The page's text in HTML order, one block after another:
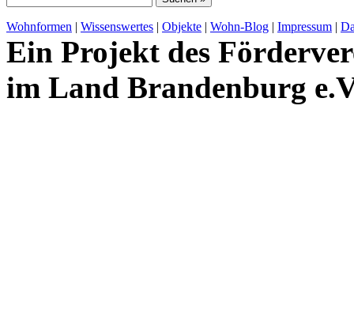
Wohnformen | Wissenswertes | Objekte | Wohn-Blog | Impressum |
Ein Projekt des
im Land Brandenburg